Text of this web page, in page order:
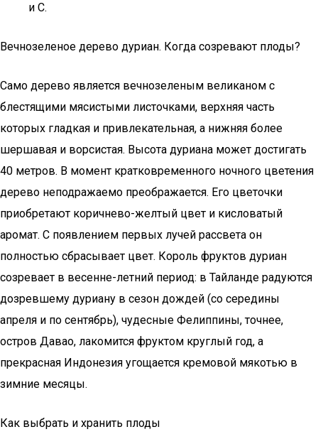
и С.
Вечнозеленое дерево дуриан. Когда созревают плоды?
Само дерево является вечнозеленым великаном с
блестящими мясистыми листочками, верхняя часть
которых гладкая и привлекательная, а нижняя более
шершавая и ворсистая. Высота дуриана может достигать
40 метров. В момент кратковременного ночного цветения
дерево неподражаемо преображается. Его цветочки
приобретают коричнево-желтый цвет и кисловатый
аромат. С появлением первых лучей рассвета он
полностью сбрасывает цвет. Король фруктов дуриан
созревает в весенне-летний период: в Тайланде радуются
дозревшему дуриану в сезон дождей (со середины
апреля и по сентябрь), чудесные Фелиппины, точнее,
остров Давао, лакомится фруктом круглый год, а
прекрасная Индонезия угощается кремовой мякотью в
зимние месяцы.
Как выбрать и хранить плоды